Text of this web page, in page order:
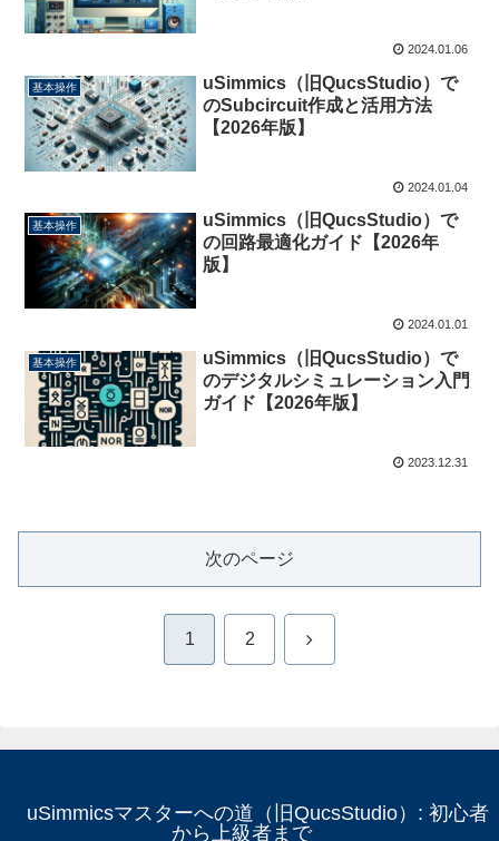
2024.01.06
基本操作
uSimmics（旧QucsStudio）で
のSubcircuit作成と活用方法
【2026年版】
2024.01.04
基本操作
uSimmics（旧QucsStudio）で
の回路最適化ガイド【2026年
版】
2024.01.01
基本操作
uSimmics（旧QucsStudio）で
のデジタルシミュレーション入門
ガイド【2026年版】
2023.12.31
次のページ
1 2 次
uSimmicsマスターへの道（旧QucsStudio）: 初心者
から上級者まで